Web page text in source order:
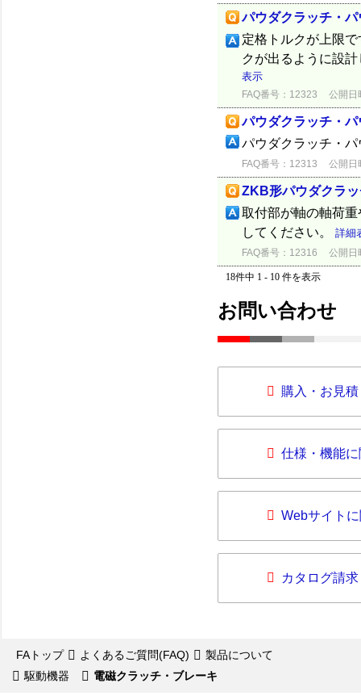
パウダクラッチ・
定格トルクが上限
クが出るように設
表示
FAQ番号：12323 公開日
パウダクラッチ・
パウダクラッチ・
FAQ番号：12313 公開日
ZKB形パウダクラ
取付部が軸の軸荷
してください。 詳細
FAQ番号：12316 公開日
18件中 1 - 10 件を表示
お問い合わせ
購入・お見
仕様・機能
Webサイト
カタログ請求
FAトップ よくあるご質問(FAQ)
製品について
駆動機器
電磁クラッチ・ブレーキ